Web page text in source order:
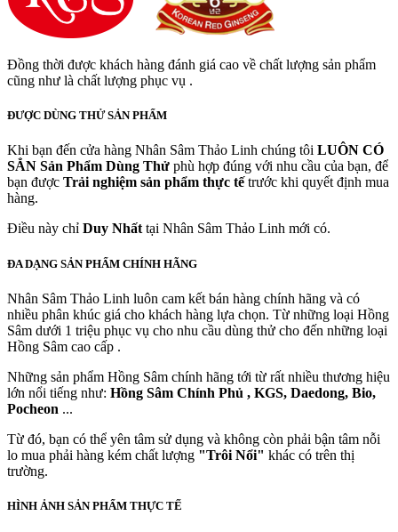
Đồng thời được khách hàng đánh giá cao về chất lượng sản phẩm
cũng như là chất lượng phục vụ .
ĐƯỢC DÙNG THỬ SẢN PHẨM
Khi bạn đến cửa hàng Nhân Sâm Thảo Linh chúng tôi LUÔN CÓ
SẲN Sản Phẩm Dùng Thử phù hợp đúng với nhu cầu của bạn, để
bạn được Trải nghiệm sản phẩm thực tế trước khi quyết định mua
hàng.
Điều này chỉ Duy Nhấttại Nhân Sâm Thảo Linh mới có.
ĐA DẠNG SẢN PHẨM CHÍNH HÃNG
Nhân Sâm Thảo Linh luôn cam kết bán hàng chính hãng và có
nhiều phân khúc giá cho khách hàng lựa chọn. Từ những loại Hồng
Sâm dưới 1 triệu phục vụ cho nhu cầu dùng thử cho đến những loại
Hồng Sâm cao cấp .
Những sản phẩm Hồng Sâm chính hãng tới từ rất nhiều thương hiệu
lớn nổi tiếng như: Hồng Sâm Chính Phủ , KGS, Daedong, Bio,
Pocheon ...
Từ đó, bạn có thể yên tâm sử dụng và không còn phải bận tâm nỗi
lo mua phải hàng kém chất lượng "Trôi Nổi" khác có trên thị
trường.
HÌNH ẢNH SẢN PHẨM THỰC TẾ